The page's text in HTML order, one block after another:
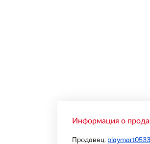
Информация о
Продавец: playmart0533